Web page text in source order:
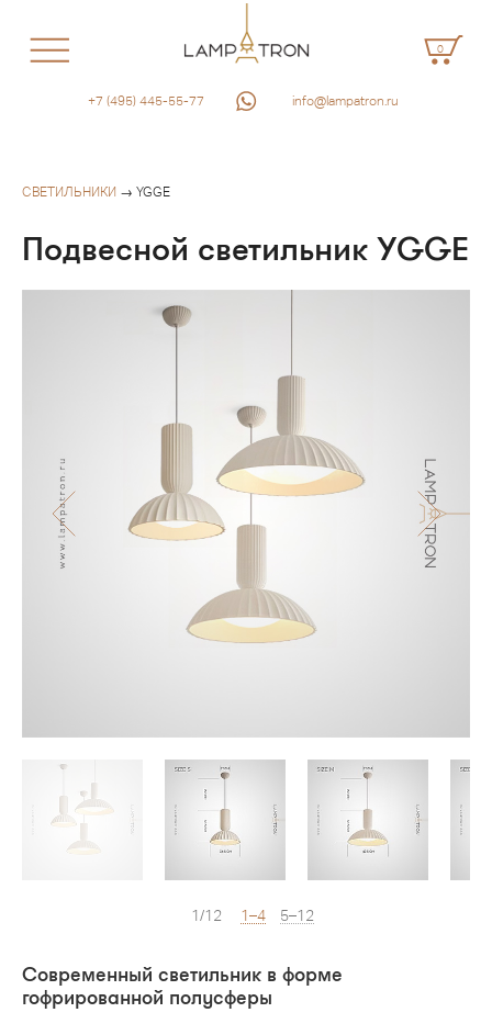
0
+7 (495) 445-55-77 info@lampatron.ru
СВЕТИЛЬНИКИ → YGGE
Подвесной светильник YGGE
1/12 1–4 5–12
Современный светильник в форме
гофрированной полусферы